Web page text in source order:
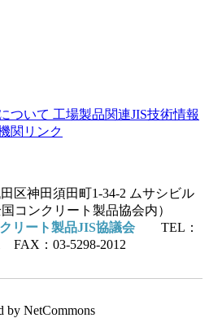
ついて 工場製品関連JIS技術情報
関リンク
区神田須田町1-34-2 ムサシビル
コンクリート製品協会内）
クリート製品JIS協議会 TEL：
FAX：03-5298-2012
by NetCommons